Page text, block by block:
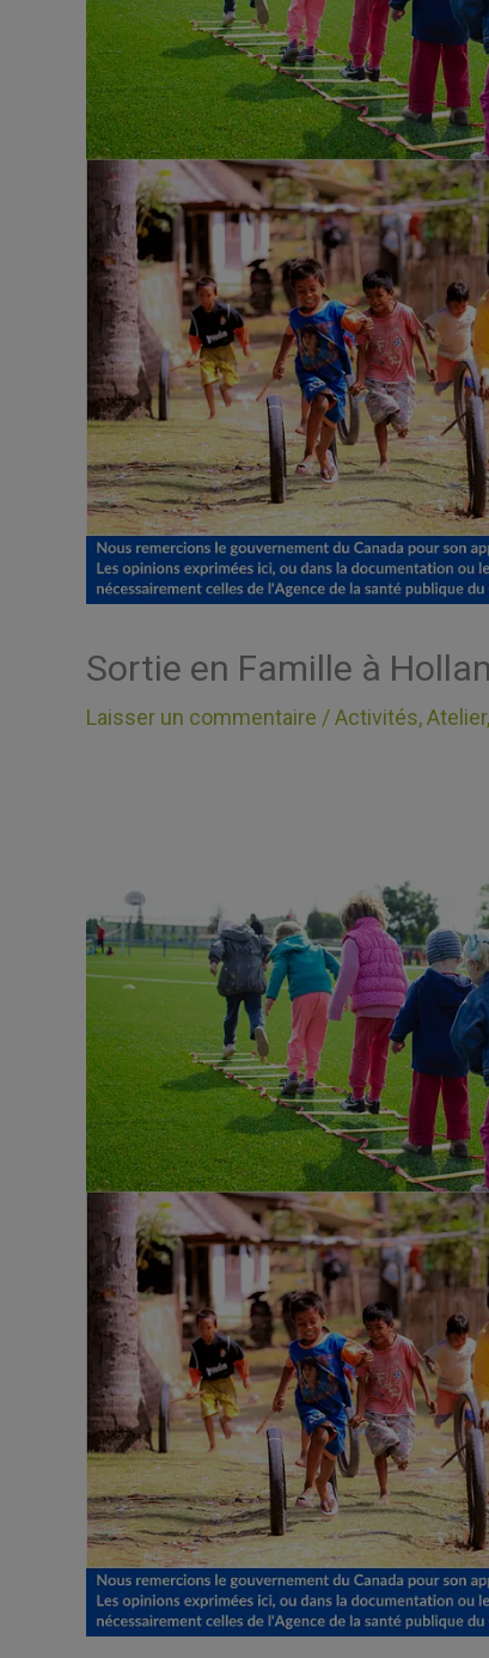
Sortie en Famille à
Laisser un commentaire /Activités,Atelier,